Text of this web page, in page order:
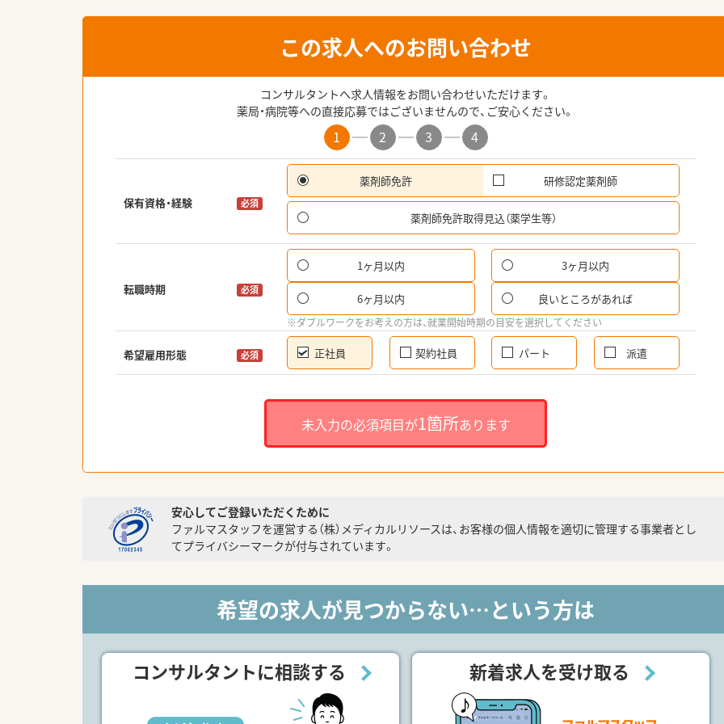
この求人へのお問い合わせ
コンサルタントへ求人情報をお問い合わせいただけます。
薬局・病院等への直接応募ではございませんので、ご安心ください。
1 2 3 4
保有資格・経験 必須
薬剤師免許 研修認定薬剤師
薬剤師免許取得見込（薬学生等）
転職時期 必須
1ヶ月以内 3ヶ月以内
6ヶ月以内 良いところがあれば
※ダブルワークをお考えの方は、就業開始時期の目安を選択してください
希望雇用形態 必須 正社員 契約社員 パート 派遣
未入力の必須項目が1箇所あります
安心してご登録いただくために
ファルマスタッフを運営する（株）メディカルリソースは、お客様の個人情報を適切に管理する事業者とし
てプライバシーマークが付与されています。
希望の求人が見つからない…という方は
コンサルタントに相談する 新着求人を受け取る